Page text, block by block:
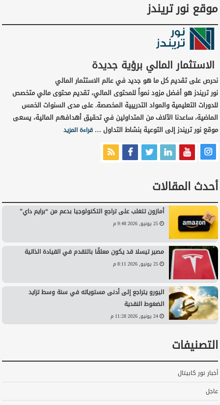
موقع نور تريندز
الاستثمار المالي برؤية جديدة
نحرص على تقديم كل ما هو جديد في عالم الاستثمار المالي
نور تريندز هو أفضل مزود نمواً للمحتوى المالي، تقديم محتوى مالي متخصص
للدورات التعليمية والمواد التدريبية المخصصة. على مدى السنوات الخمس
الماضية، ساعدنا الآلاف من المتداولين في تحقيق أهدافهم المالية، يسعى
موقع نور تريندز إلى التوعية بنشاط التداول …قراءة المزيد
أحدث المقالات
أمازون تتغلب على تراجع التكنولوجيا بدعم من “برايم داي”
25 يونيو, 2026 9:48 م
مصير تيسلا قد يكون معلقًا بالتقدم في القيادة الذاتية
25 يونيو, 2026 8:11 م
اليورو يتراجع إلى أدنى مستوياته في سنة وسط تزايد
الضغوط النقدية
24 يونيو, 2026 11:28 م
التصنيفات
أخبار نور كابيتال
عاجل